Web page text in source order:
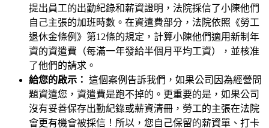
提出員工的出勤紀錄和薪資證明，法院採信了小陳他們
自己主張的加班時數。在資遣費部分，法院依照《勞工
退休金條例》第12條的規定，計算小陳他們適用新制年
資的資遣費（每滿一年發給半個月平均工資），並核准
了他們的請求。
給您的啟示： 這個案例告訴我們，如果公司因為經營問
題資遣您，資遣費是跑不掉的。更重要的是，如果公司
沒有妥善保存出勤紀錄或薪資清冊，勞工的主張在法院
會更有機會被採信！所以，您自己保留的薪資單、打卡